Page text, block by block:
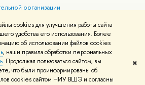
cookies для улучшения работы сайта
удобства его использования. Более
об использовании файлов cookies
, наши правила обработки персональных
. Продолжая пользоваться сайтом, вы
что были проинформированы об
cookies сайтом НИУ ВШЭ и согласны
✖
организации
здоровья
Адреса и контакты Условия использования